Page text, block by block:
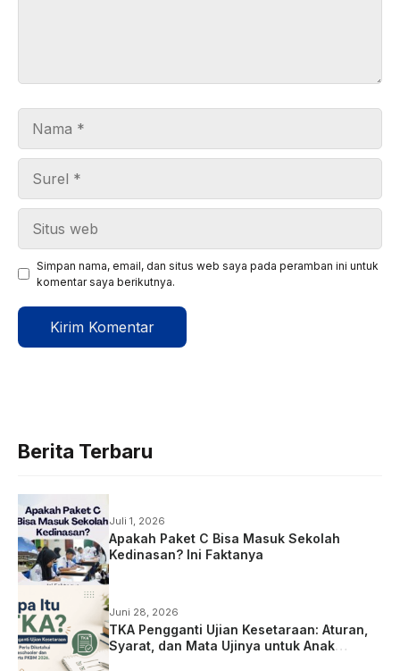
Simpan nama, email, dan situs web saya pada peramban ini untuk
komentar saya berikutnya.
Berita Terbaru
Juli 1, 2026
Apakah Paket C Bisa Masuk Sekolah
Kedinasan? Ini Faktanya
Juni 28, 2026
TKA Pengganti Ujian Kesetaraan: Aturan,
Syarat, dan Mata Ujinya untuk Anak